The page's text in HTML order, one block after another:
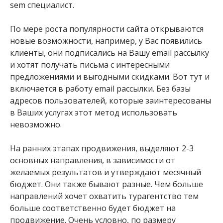
sem специалист.
По мере роста популярности сайта открываются
новые возможности, например, у Вас появились
клиенты, они подписались на Вашу email рассылку
и хотят получать письма с интересными
предложениями и выгодными скидками. Вот тут и
включается в работу email рассылки. Без базы
адресов пользователей, которые заинтересованы
в Ваших услугах этот метод использовать
невозможно.
На ранних этапах продвижения, выделяют 2-3
основных направления, в зависимости от
желаемых результатов и утверждают месячный
бюджет. Они также бывают разные. Чем больше
направлений хочет охватить турагентство тем
больше соответственно будет бюджет на
продвижение. Очень условно, по размеру